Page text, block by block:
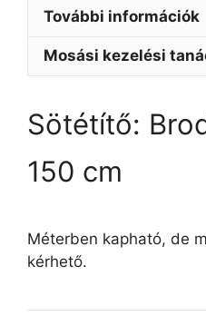
További információk
Mosási kezelési
Sötétítő:
150 cm
Méterben kapható, de
kérhető.